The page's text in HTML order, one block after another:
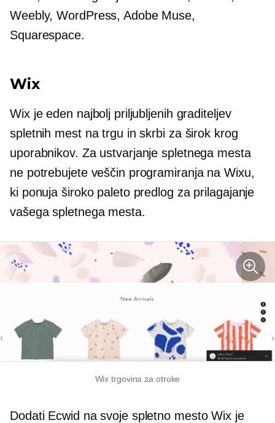
Weebly, WordPress, Adobe Muse,
Squarespace.
Wix
Wix je eden najbolj priljubljenih graditeljev
spletnih mest na trgu in skrbi za širok krog
uporabnikov. Za ustvarjanje spletnega mesta
ne potrebujete veščin programiranja na Wixu,
ki ponuja široko paleto predlog za prilagajanje
vašega spletnega mesta.
Wix trgovina za otroke
Dodati Ecwid na svoje spletno mesto Wix je